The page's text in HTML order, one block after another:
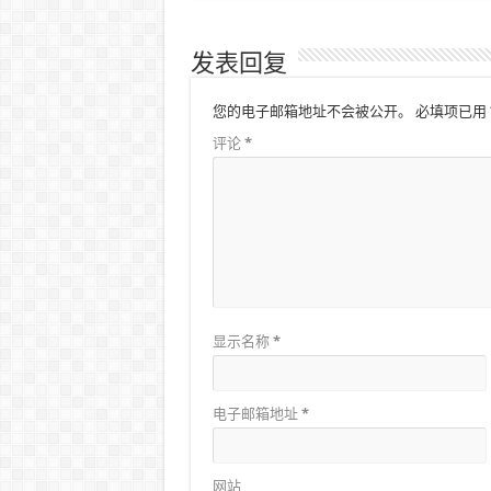
发表回复
您的电子邮箱地址不会被公开。 必填项已用
评论 *
显示名称 *
电子邮箱地址 *
网站